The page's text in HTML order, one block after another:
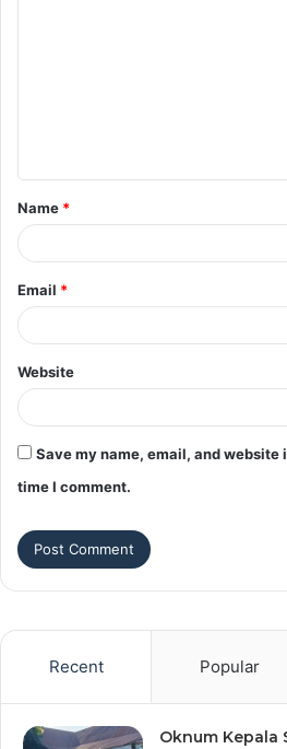
t
*
Name *
Email *
Website
Save my name, email, and website
time I comment.
Recent Popular
Oknum Kepala